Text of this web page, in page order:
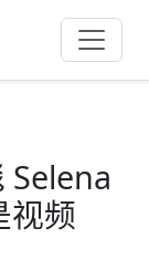
Selena
视频